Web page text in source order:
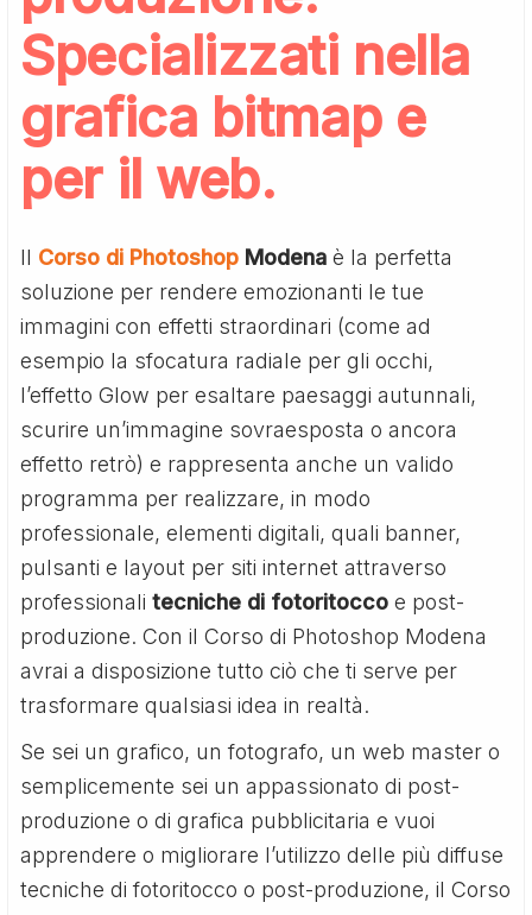
Specializzati nella
grafica bitmap e
per il web.
Il Corso di Photoshop Modena è la perfetta
soluzione per rendere emozionanti le tue
immagini con effetti straordinari (come ad
esempio la sfocatura radiale per gli occhi,
l’effetto Glow per esaltare paesaggi autunnali,
scurire un’immagine sovraesposta o ancora
effetto retrò) e rappresenta anche un valido
programma per realizzare, in modo
professionale, elementi digitali, quali banner,
pulsanti e layout per siti internet attraverso
professionalitecniche di fotoritocco e post-
produzione. Con il Corso di Photoshop Modena
avrai a disposizione tutto ciò che ti serve per
trasformare qualsiasi idea in realtà.
Se sei un grafico, un fotografo, un web master o
semplicemente sei un appassionato di post-
produzione o di grafica pubblicitaria e vuoi
apprendere o migliorare l’utilizzo delle più diffuse
tecniche di fotoritocco o post-produzione, il Corso